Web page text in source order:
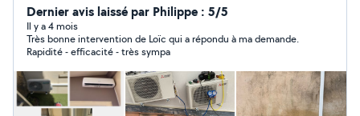
propose également l'installation et la maintenance de
climatisation, de panneaux solaires, d'automatismes de
portail, ainsi que de systèmes d'alarme et de
vidéosurveillance. Sérieux, réactif et à l'écoute, je vous
accompagne avec des solutions fiables, adaptées à vos
besoins et conformes aux normes en vigueur. N'hésitez
pas à me contacter pour un devis ou un conseil
Dernier avis laissé par Philippe : 5/5
Il y a 4 mois
Très bonne intervention de Loïc qui a répondu à ma demande.
Rapidité - efficacité - très sympa